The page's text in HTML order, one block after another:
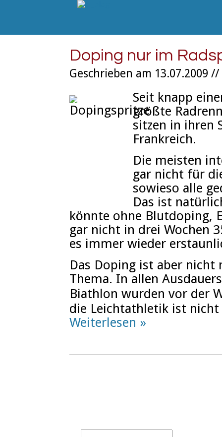
Doping nur im
Geschrieben am 13.07.2009 //
Seit knapp
größte
sitzen in ihren
Frankreich.
Die meisten
gar nicht für
sowieso alle
Das ist
könnte ohne Blutdoping,
gar nicht in drei Wochen
es immer wieder
Das Doping ist aber nicht
Thema. In allen
Biathlon wurden vor der
die Leichtathletik ist
Weiterlesen »